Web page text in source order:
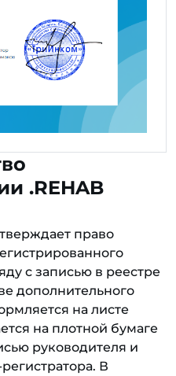
.REHAB
право
с записью в реестре
дополнительного
на листе
на плотной бумаге
руководителя и
В